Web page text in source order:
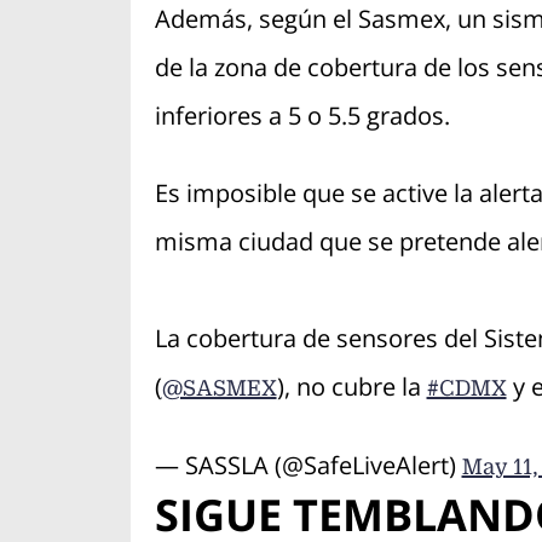
Además, según el Sasmex, un
de la zona de cobertura de los
inferiores a 5 o 5.5 grados.
Es imposible que se active la
misma ciudad que se pretende
La cobertura de sensores del
(@SASMEX), no cubre la #CDMXy
— SASSLA (@SafeLiveAlert) May
SIGUE